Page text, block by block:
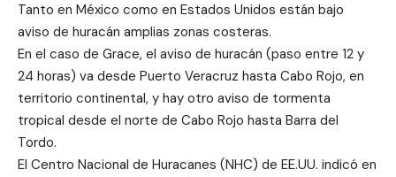
Tanto en México como en Estados Unidos están bajo
aviso de huracán amplias zonas costeras.
En el caso de Grace, el aviso de huracán (paso entre 12 y
24 horas) va desde Puerto Veracruz hasta Cabo Rojo, en
territorio continental, y hay otro aviso de tormenta
tropical desde el norte de Cabo Rojo hasta Barra del
Tordo.
El Centro Nacional de Huracanes (NHC) de EE.UU. indicó en